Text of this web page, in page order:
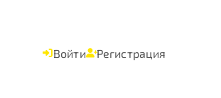
Войти Регистрация